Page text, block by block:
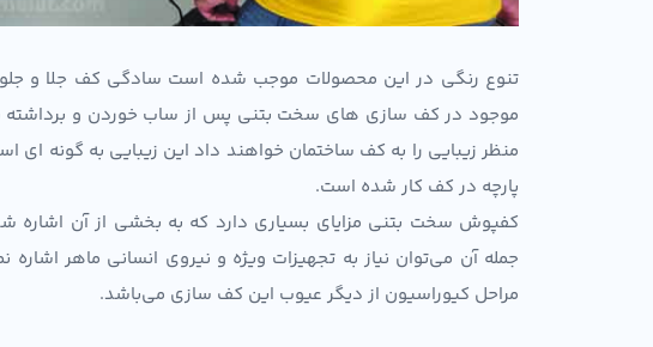
تنوع رنگی در این محصولات موجب شده است سادگی کف جلا و
موجود در کف سازی های سخت بتنی پس از ساب خوردن و
منظر زیبایی را به کف ساختمان خواهند داد این زیبایی به گونه
پارچه در کف کار شده است.
کفپوش سخت بتنی مزایای بسیاری دارد که به بخشی از آن اشاره
جمله آن می‌توان نیاز به تجهیزات ویژه و نیروی انسانی ماهر
مراحل کیوراسیون از دیگر عیوب این کف سازی می‌باشد.